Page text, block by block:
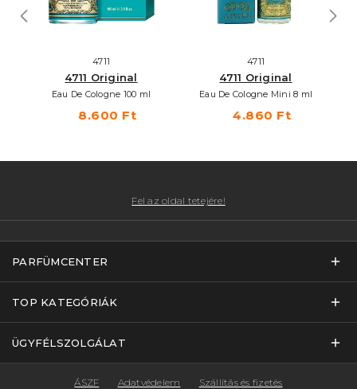
4711
4711 Original
Eau De Cologne 100 ml
8.600 Ft
4711
4711 Original
Eau De Cologne Mini 8 ml
4.860 Ft
Fel az oldal tetejére!
PARFÜMCENTER
TOP KATEGÓRIÁK
ÜGYFÉLSZOLGÁLAT
ÁSZF Adatvédelem Szállítás és fizetés